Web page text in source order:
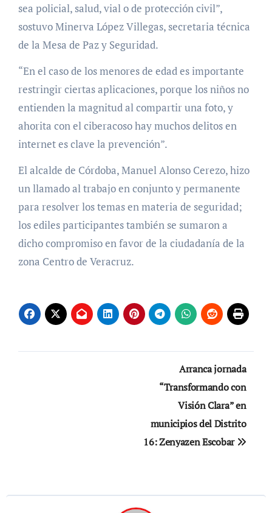
sea policial, salud, vial o de protección civil”,
sostuvo Minerva López Villegas, secretaria técnica
de la Mesa de Paz y Seguridad.
“En el caso de los menores de edad es importante
restringir ciertas aplicaciones, porque los niños no
entienden la magnitud al compartir una foto, y
ahorita con el ciberacoso hay muchos delitos en
internet es clave la prevención”.
El alcalde de Córdoba, Manuel Alonso Cerezo, hizo
un llamado al trabajo en conjunto y permanente
para resolver los temas en materia de seguridad;
los ediles participantes también se sumaron a
dicho compromiso en favor de la ciudadanía de la
zona Centro de Veracruz.
Arranca jornada
“Transformando con
Visión Clara” en
municipios del Distrito
16: Zenyazen Escobar